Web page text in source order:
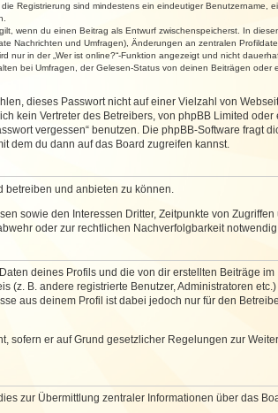
Registrierung sind mindestens ein eindeutiger Benutzername,
wenn du einen Beitrag als Entwurf zwischenspeicherst. In
Nachrichten und Umfragen), Änderungen an zentralen
nur in der „Wer ist online?“-Funktion angezeigt und nicht
bei Umfragen, der Gelesen-Status von deinen Beiträgen oder
dieses Passwort nicht auf einer Vielzahl von
kein Vertreter des Betreibers, von phpBB Limited
vergessen“ benutzen. Die phpBB-Software fragt
dem du dann auf das Board zugreifen kannst.
und anbieten zu können.
sowie den Interessen Dritter, Zeitpunkte von
oder zur rechtlichen Nachverfolgbarkeit notwendig
deines Profils und die von dir erstellten Beiträge
B. andere registrierte Benutzer, Administratoren
aus deinem Profil ist dabei jedoch nur für den
er auf Grund gesetzlicher Regelungen zur
zur Übermittlung zentraler Informationen über das